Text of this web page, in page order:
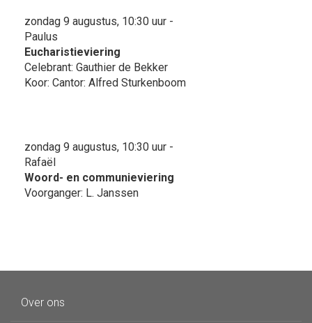
zondag 9 augustus, 10:30 uur -
Paulus
Eucharistieviering
Celebrant: Gauthier de Bekker
Koor: Cantor: Alfred Sturkenboom
zondag 9 augustus, 10:30 uur -
Rafaël
Woord- en communieviering
Voorganger: L. Janssen
Over ons